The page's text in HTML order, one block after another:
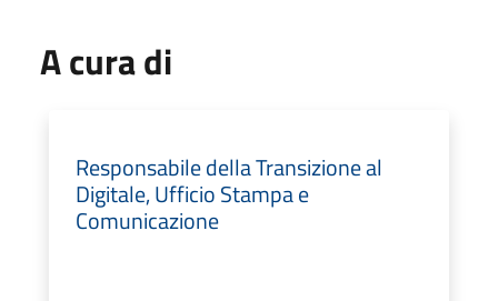
A cura di
Responsabile della Transizione al
Digitale, Ufficio Stampa e
Comunicazione